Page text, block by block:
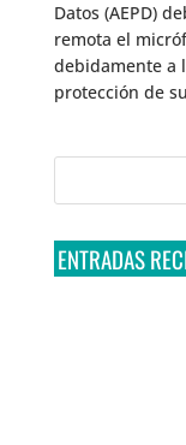
Datos (AEPD)
remota el
debidamente a
protección de
ENTRADAS